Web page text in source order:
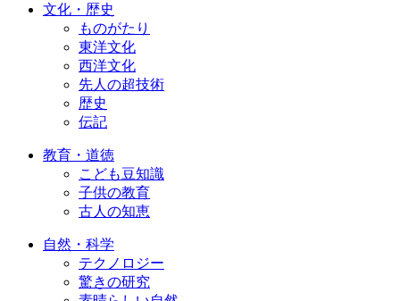
文化・歴史
ものがたり
東洋文化
西洋文化
先人の超技術
歴史
伝記
教育・道徳
こども豆知識
子供の教育
古人の知恵
自然・科学
テクノロジー
驚きの研究